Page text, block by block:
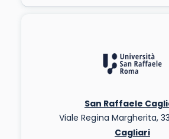
San Raffaele
Viale Regina Margherita,
Cagliari